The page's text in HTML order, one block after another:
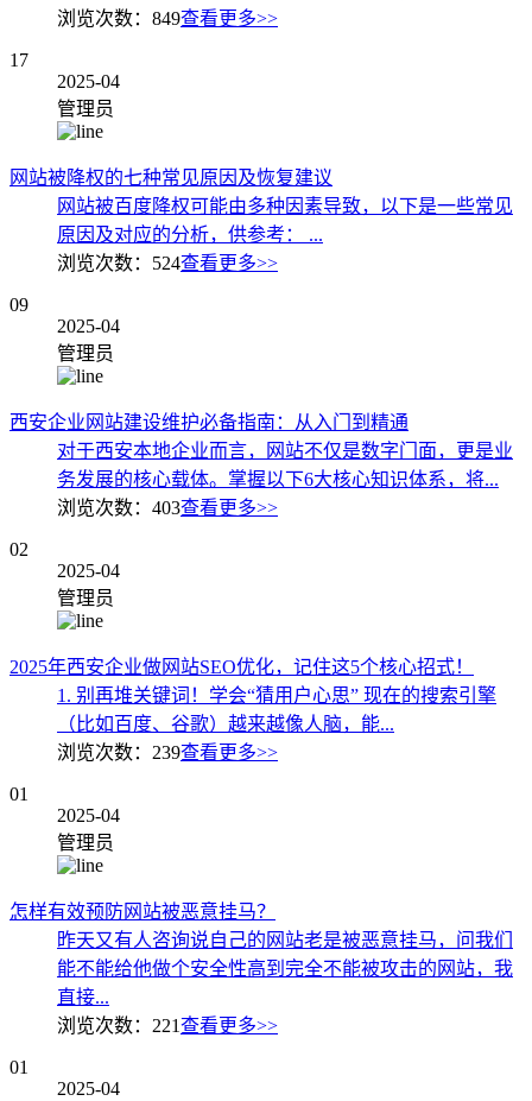
浏览次数： 849查看更多>>
17
2025-04
管理员
网站被降权的七种常见原因及恢复建议
网站被百度降权可能由多种因素导致，以下是一些常见
原因及对应的分析，供参考： ...
浏览次数： 524查看更多>>
09
2025-04
管理员
西安企业网站建设维护必备指南：从入门到精通
对于西安本地企业而言，网站不仅是数字门面，更是业
务发展的核心载体。掌握以下6大核心知识体系，将...
浏览次数： 403查看更多>>
02
2025-04
管理员
2025年西安企业做网站SEO优化，记住这5个核心招式！
1. 别再堆关键词！学会“猜用户心思” 现在的搜索引擎
（比如百度、谷歌）越来越像人脑，能...
浏览次数： 239查看更多>>
01
2025-04
管理员
怎样有效预防网站被恶意挂马？
昨天又有人咨询说自己的网站老是被恶意挂马，问我们
能不能给他做个安全性高到完全不能被攻击的网站，我
直接...
浏览次数： 221查看更多>>
01
2025-04